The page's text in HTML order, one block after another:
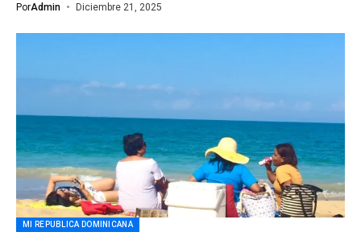
PorAdmin Diciembre 21, 2025
MI REPUBLICA DOMINICANA